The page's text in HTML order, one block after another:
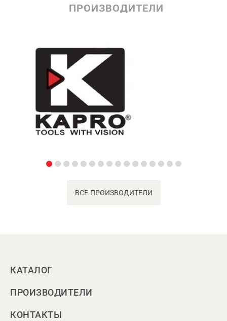
ПРОИЗВОДИТЕЛИ
ВСЕ ПРОИЗВОДИТЕЛИ
КАТАЛОГ
ПРОИЗВОДИТЕЛИ
КОНТАКТЫ